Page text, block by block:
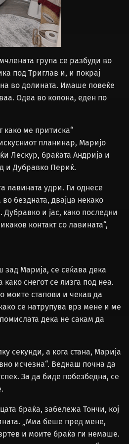
група се разбуди во
под Триглав и, и покрај
во долината. Имаше повеќе
Одеа во колона, еден по
како ме притиска“
планинар, Маријо
Лескур, браќата Андрија и
и Дубравко Периќ.
лавината удри. Ги однесе
бездната, двајца некако
Дубравко и јас, како последни
контакт со лавината“,
Марија, се сеќава дека
снегот се лизга под неа.
моите стапови и чекав да
се натрупува врз мене и ме
дека не сакам да
секунди, а кога стана, Марија
исчезна“. Веднаш почна да
За да биде побезбедна, се
браќа, забележа Тончи, кој
„Миа беше пред мене,
и моите браќа ги немаше.